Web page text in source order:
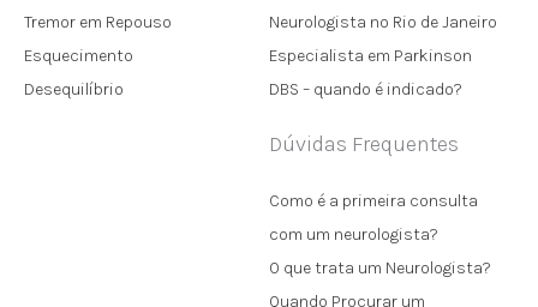
Tremor em Repouso
Esquecimento
Desequilíbrio
Neurologista no Rio de Janeiro
Especialista em Parkinson
DBS – quando é indicado?
Dúvidas Frequentes
Como é a primeira consulta
com um neurologista?
O que trata um Neurologista?
Quando Procurar um